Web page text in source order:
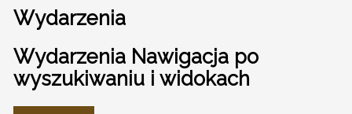
Wydarzenia
Wydarzenia Nawigacja po
wyszukiwaniu i widokach